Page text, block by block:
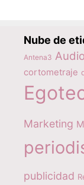
Nube de
Antena3
cortometraje
Marketing
publicidad